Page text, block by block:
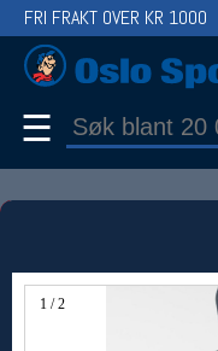
1 / 2
FRI FRAKT OVER KR 1000
☰
Bruk